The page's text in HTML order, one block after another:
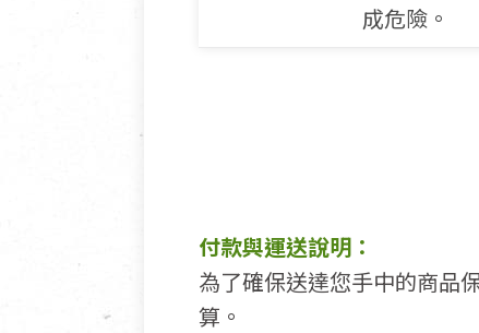
成危險。
付款與運送說明：
為了確保送達您手中的商品
算。